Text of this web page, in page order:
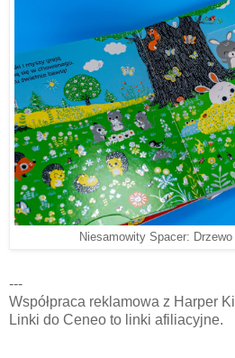
Niesamowity Spacer:
---
Współpraca reklamowa z Harper
Linki do Ceneo to linki afiliacyjne.